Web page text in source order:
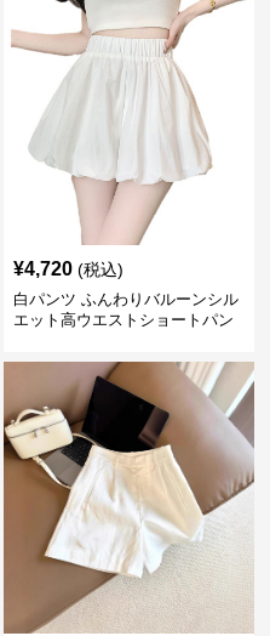
¥4,720 (税込)
白パンツ ふんわりバルーンシル
エット高ウエストショートパン